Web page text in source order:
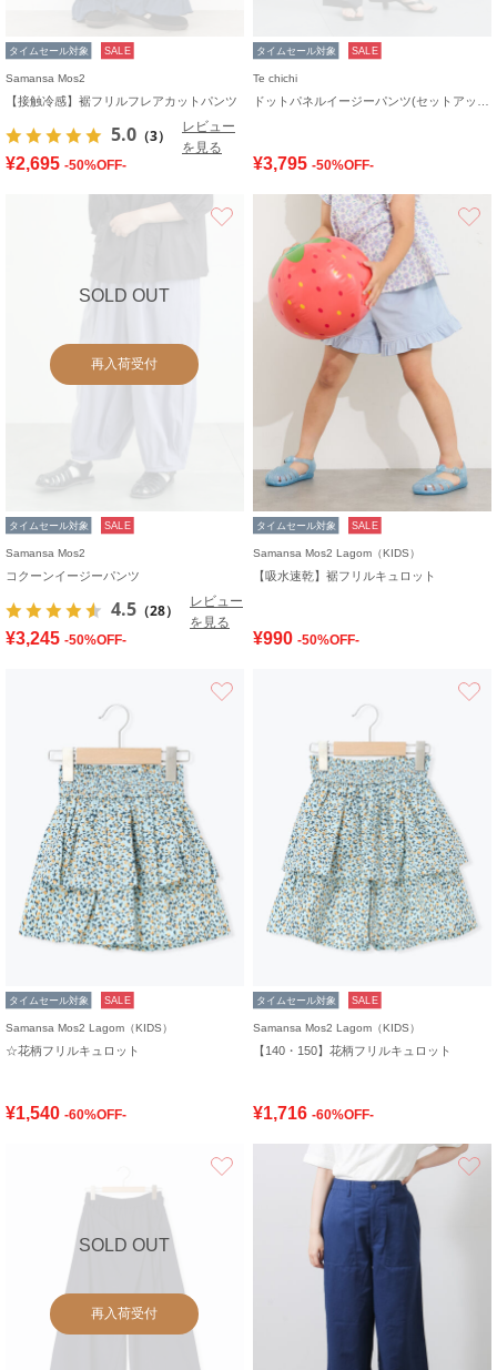
タイムセール対象 SALE
Samansa Mos2
【接触冷感】裾フリルフレアカットパンツ
5.0 （3）
レビュー
を見る
¥2,695 -50%OFF-
タイムセール対象 SALE
Te chichi
¥3,795 -50%OFF-
SOLD OUT
再入荷受付
タイムセール対象 SALE
Samansa Mos2
コクーンイージーパンツ
4.5 （28）
レビュー
を見る
¥3,245 -50%OFF-
タイムセール対象 SALE
Samansa Mos2 Lagom（KIDS）
【吸水速乾】裾フリルキュロット
¥990 -50%OFF-
タイムセール対象 SALE
Samansa Mos2 Lagom（KIDS）
☆花柄フリルキュロット
¥1,540 -60%OFF-
タイムセール対象 SALE
Samansa Mos2 Lagom（KIDS）
【140・150】花柄フリルキュロット
¥1,716 -60%OFF-
SOLD OUT
再入荷受付